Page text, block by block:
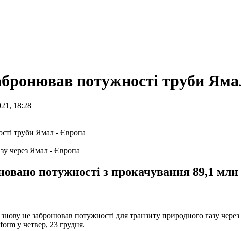
потужності труби
18:28
через Ямал - Європа
потужності з прокачування 89,1
знову не забронював потужності для транзиту природного газу
у четвер, 23 грудня.